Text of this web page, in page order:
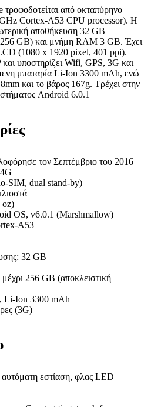
από οκταπύρηνο
Cortex-A53 CPU processor). Η
αποθήκευση 32 GB +
GB) και μνήμη RAM 3 GB. Έχει
(1080 x 1920 pixel, 401 ppi).
υποστηρίζει Wifi, GPS, 3G και
μπαταρία Li-Ion 3300 mAh, ενώ
και το βάρος 167g. Τρέχει στην
Android 6.0.1
τον Σεπτέμβριο του 2016
SIM, dual stand-by)
oz)
OS, v6.0.1 (Marshmallow)
A53
32 GB
256 GB (αποκλειστική
Li-Ion 3300 mAh
(3G)
εστίαση, φλας LED